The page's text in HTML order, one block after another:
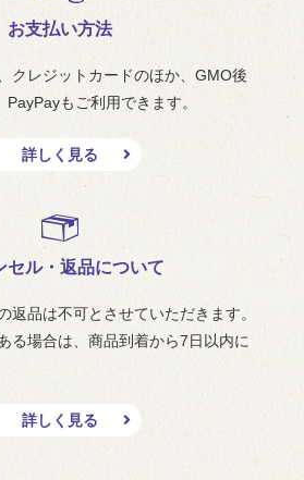
お支払い方法
クレジットカードのほか、GMO後
もご利用できます。
詳しく見る
セル・返品について
返品は不可とさせていただきます。
る場合は、商品到着から7日以内に
詳しく見る